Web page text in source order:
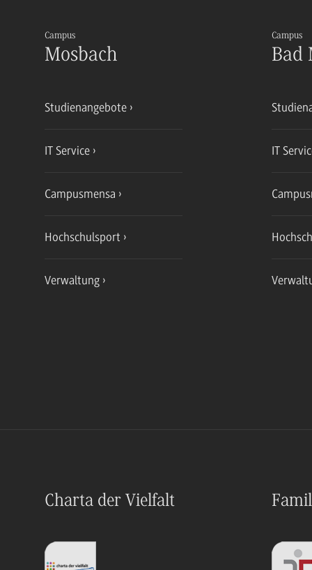
Campus
Mosbach
Studienangebote
IT Service
Campusmensa
Hochschulsport
Verwaltung
Campus
Bad
IT
Charta der Vielfalt